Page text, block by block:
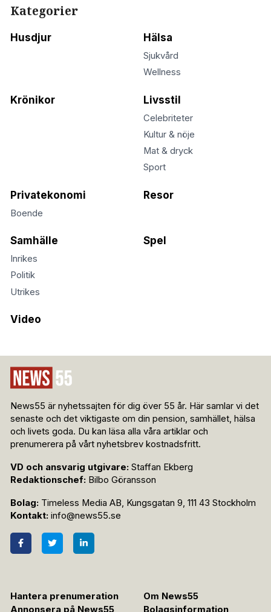
Kategorier
Husdjur Hälsa
Sjukvård
Wellness
Krönikor Livsstil
Celebriteter
Kultur & nöje
Mat & dryck
Sport
Privatekonomi
Boende
Resor
Samhälle
Inrikes
Politik
Utrikes
Spel
Video
News55 är nyhetssajten för dig över 55 år. Här samlar vi det
senaste och det viktigaste om din pension, samhället, hälsa
och livets goda. Du kan läsa alla våra artiklar och
prenumerera på vårt nyhetsbrev kostnadsfritt.
VD och ansvarig utgivare: Staffan Ekberg
Redaktionschef: Bilbo Göransson
Bolag: Timeless Media AB, Kungsgatan 9, 111 43 Stockholm
Kontakt: info@news55.se
Hantera prenumeration
Om News55